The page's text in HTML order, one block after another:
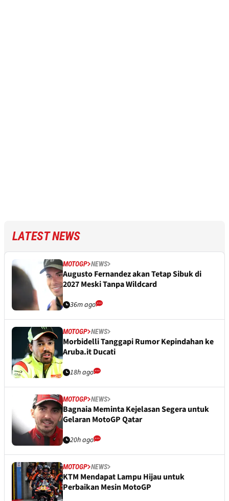
LATEST NEWS
MOTOGP NEWS
Augusto Fernandez akan Tetap Sibuk di
2027 Meski Tanpa Wildcard
36m ago
MOTOGP NEWS
Morbidelli Tanggapi Rumor Kepindahan ke
Aruba.it Ducati
18h ago
MOTOGP NEWS
Bagnaia Meminta Kejelasan Segera untuk
Gelaran MotoGP Qatar
20h ago
MOTOGP NEWS
KTM Mendapat Lampu Hijau untuk
Perbaikan Mesin MotoGP